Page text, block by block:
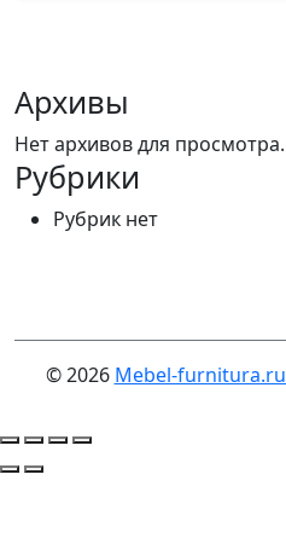
Архивы
Нет архивов для просмотра.
Рубрики
Рубрик нет
© 2026 Mebel-furnitura.ru